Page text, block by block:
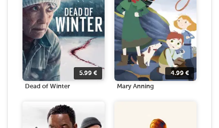
5.99 €
Dead of Winter
4.99 €
Mary Anning